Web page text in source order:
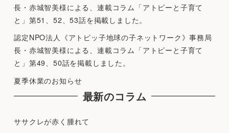
長・赤城智美様による、連載コラム「アトピーと子育て
と」第51、52、53話を掲載しました。
認定NPO法人《アトピッ子地球の子ネットワーク》事務局
長・赤城智美様による、連載コラム「アトピーと子育て
と」第49、50話を掲載しました。
夏季休業のお知らせ
最新のコラム
ササクレが赤く腫れて